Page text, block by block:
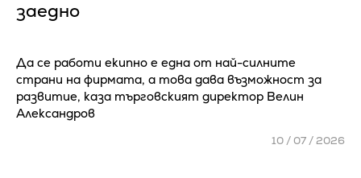
заедно
Да се работи екипно е една от най-силните
страни на фирмата, а това дава възможност за
развитие, каза търговският директор Велин
Александров
10 / 07 / 2026